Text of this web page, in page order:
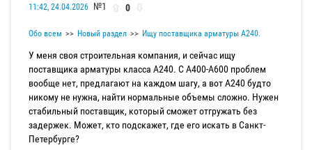
11:42, 24.04.2026 №1 0
Обо всем Новый раздел Ищу поставщика арматуры А240.
У меня своя строительная компания, и сейчас ищу
поставщика арматуры класса А240. С А400-А600 проблем
вообще нет, предлагают на каждом шагу, а вот А240 будто
никому не нужна, найти нормальные объемы сложно. Нужен
стабильный поставщик, который сможет отгружать без
задержек. Может, кто подскажет, где его искать в Санкт-
Петербурге?